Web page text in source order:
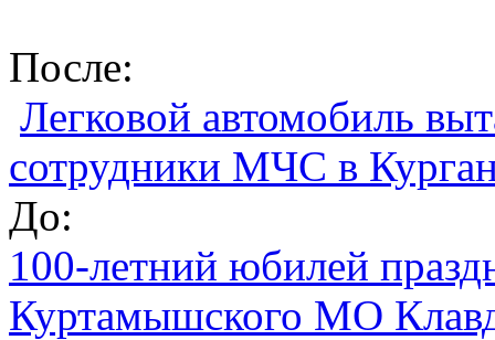
После:
Легковой автомобиль
сотрудники МЧС в
До:
100-летний юбилей
Куртамышского МО